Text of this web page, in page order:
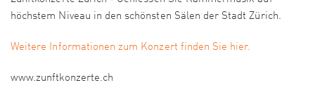
höchstem Niveau in den schönsten Sälen der Stadt Zürich.
Weitere Informationen zum Konzert finden Sie hier.
www.zunftkonzerte.ch